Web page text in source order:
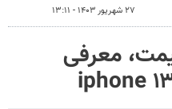
۲۷ شهریور ۱۴۰۳ - ۱۳:۱۱
13 + قیمت، معرفی